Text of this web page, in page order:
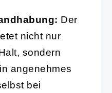
Der
nicht nur
sondern
angenehmes
bei